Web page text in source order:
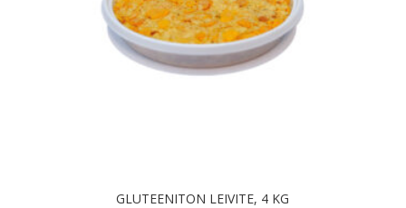
GLUTEENITON LEIVITE, 4 KG